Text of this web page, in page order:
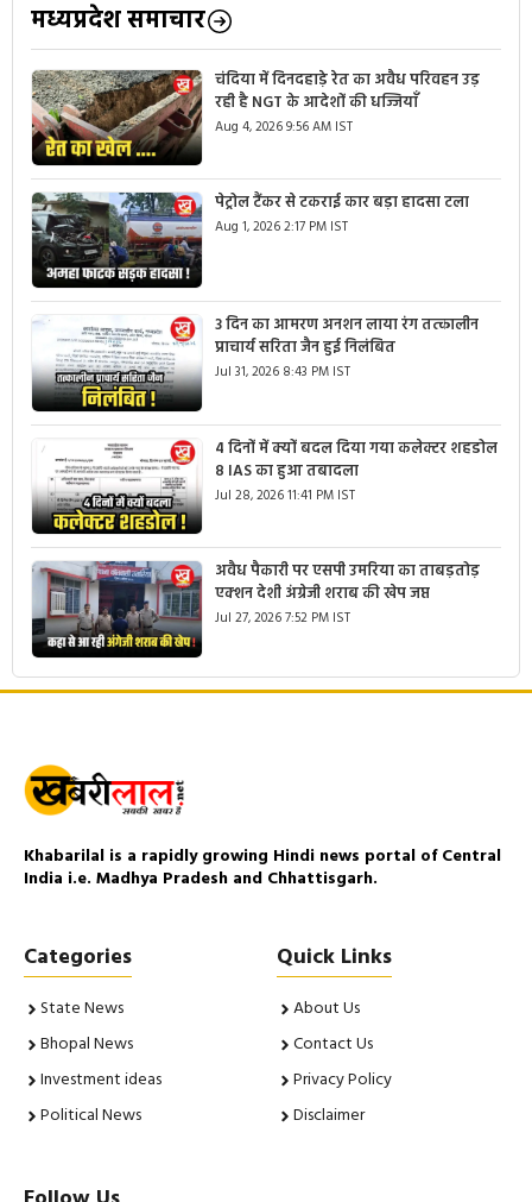
मध्यप्रदेश समाचार
चंदिया में दिनदहाड़े रेत का अवैध परिवहन उड़
रही है NGT के आदेशों की धज्जियाँ
Aug 4, 2026 9:56 AM IST
पेट्रोल टैंकर से टकराई कार बड़ा हादसा टला
Aug 1, 2026 2:17 PM IST
3 दिन का आमरण अनशन लाया रंग तत्कालीन
प्राचार्य सरिता जैन हुई निलंबित
Jul 31, 2026 8:43 PM IST
4 दिनों में क्यों बदल दिया गया कलेक्टर शहडोल
8 IAS का हुआ तबादला
Jul 28, 2026 11:41 PM IST
अवैध पैकारी पर एसपी उमरिया का ताबड़तोड़
एक्शन देशी अंग्रेजी शराब की खेप जप्त
Jul 27, 2026 7:52 PM IST
Khabarilal is a rapidly growing Hindi news portal of Central
India i.e. Madhya Pradesh and Chhattisgarh.
Categories
State News
Bhopal News
Investment ideas
Political News
Quick Links
About Us
Contact Us
Privacy Policy
Disclaimer